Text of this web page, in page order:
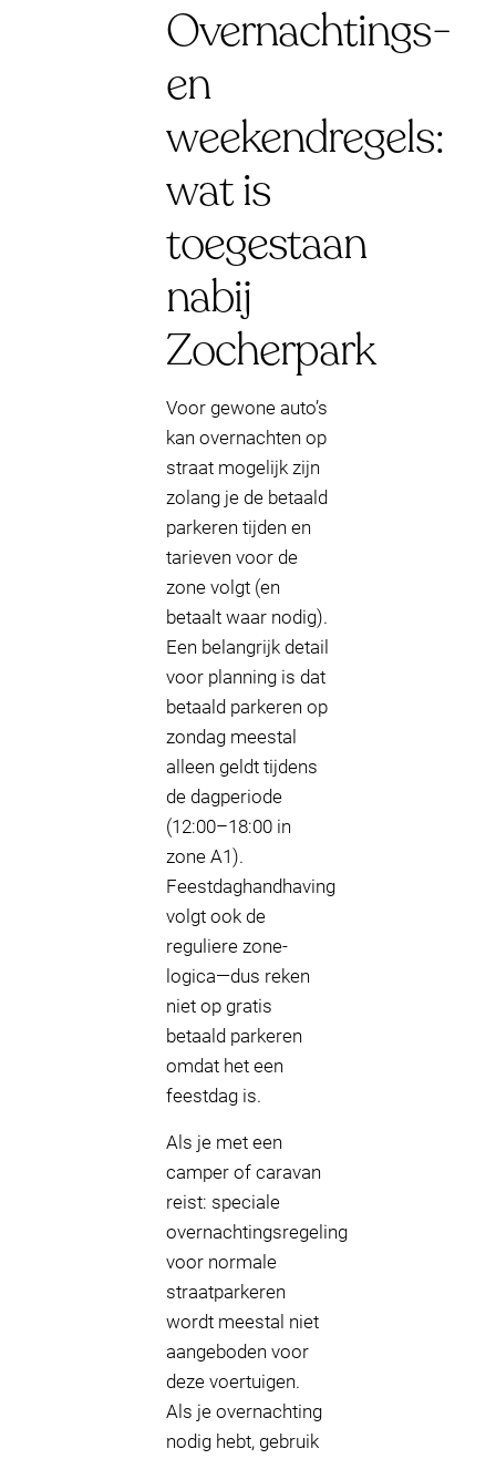
Overnachtings-
en
weekendregels:
wat is
toegestaan
nabij
Zocherpark
Voor gewone auto’s
kan overnachten op
straat mogelijk zijn
zolang je de betaald
parkeren tijden en
tarieven voor de
zone volgt (en
betaalt waar nodig).
Een belangrijk detail
voor planning is dat
betaald parkeren op
zondag meestal
alleen geldt tijdens
de dagperiode
(12:00–18:00 in
zone A1).
Feestdaghandhaving
volgt ook de
reguliere zone-
logica—dus reken
niet op gratis
betaald parkeren
omdat het een
feestdag is.
Als je met een
camper of caravan
reist: speciale
overnachtingsregeling
voor normale
straatparkeren
wordt meestal niet
aangeboden voor
deze voertuigen.
Als je overnachting
nodig hebt, gebruik